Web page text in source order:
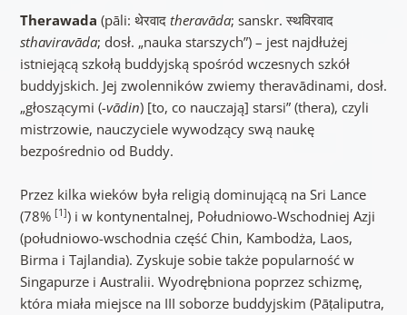
Therawada (pāli: थेरवाद theravāda; sanskr. स्थविरवाद
sthaviravāda; dosł. „nauka starszych”) – jest najdłużej
istniejącą szkołą buddyjską spośród wczesnych szkół
buddyjskich. Jej zwolenników zwiemy theravādinami, dosł.
„głoszącymi (-vādin) [to, co nauczają] starsi” (thera), czyli
mistrzowie, nauczyciele wywodzący swą naukę
bezpośrednio od Buddy.
Przez kilka wieków była religią dominującą na Sri Lance
(78% [1]) i w kontynentalnej, Południowo-Wschodniej Azji
(południowo-wschodnia część Chin, Kambodża, Laos,
Birma i Tajlandia). Zyskuje sobie także popularność w
Singapurze i Australii. Wyodrębniona poprzez schizmę,
która miała miejsce na III soborze buddyjskim (Pāṭaliputra,